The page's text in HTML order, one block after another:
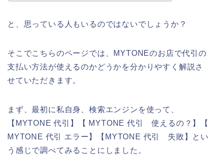
と、思っている人もいるのではないでしょうか？
そこでこちらのページでは、MYTONEのお店で代引の
支払い方法が使えるのかどうかを分かりやすく解説さ
せていただきます。
まず、最初に私自身、検索エンジンを使って、
【MYTONE 代引】【 MYTONE 代引 使えるの？】【
MYTONE 代引 エラー】【MYTONE 代引 失敗】とい
う感じで調べてみることにしました。